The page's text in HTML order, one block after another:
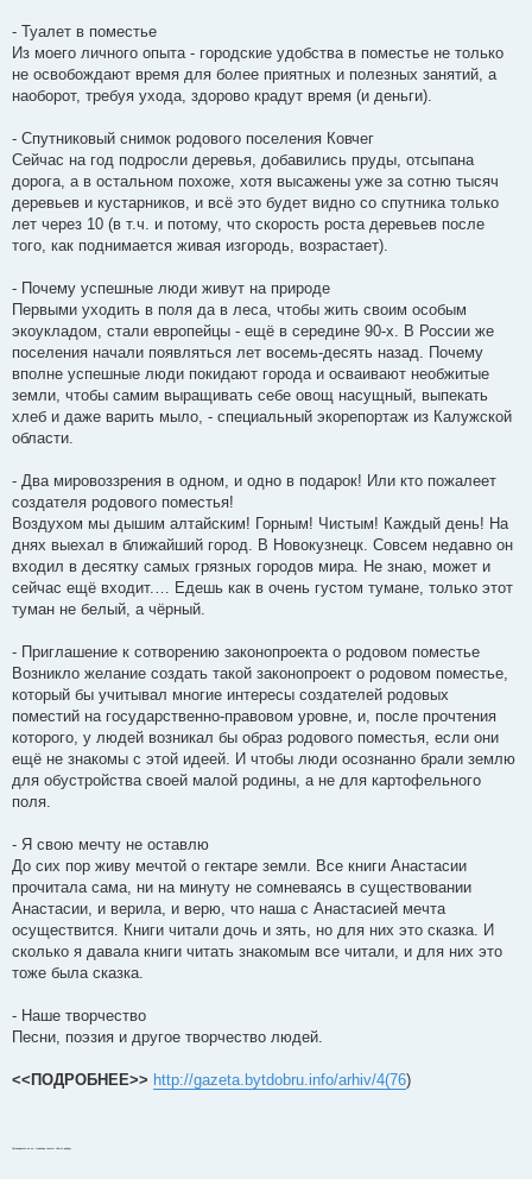
- Туалет в поместье
Из моего личного опыта - городские удобства в поместье не только
не освобождают время для более приятных и полезных занятий, а
наоборот, требуя ухода, здорово крадут время (и деньги).
- Спутниковый снимок родового поселения Ковчег
Сейчас на год подросли деревья, добавились пруды, отсыпана
дорога, а в остальном похоже, хотя высажены уже за сотню тысяч
деревьев и кустарников, и всё это будет видно со спутника только
лет через 10 (в т.ч. и потому, что скорость роста деревьев после
того, как поднимается живая изгородь, возрастает).
- Почему успешные люди живут на природе
Первыми уходить в поля да в леса, чтобы жить своим особым
экоукладом, стали европейцы - ещё в середине 90-х. В России же
поселения начали появляться лет восемь-десять назад. Почему
вполне успешные люди покидают города и осваивают необжитые
земли, чтобы самим выращивать себе овощ насущный, выпекать
хлеб и даже варить мыло, - специальный экорепортаж из Калужской
области.
- Два мировоззрения в одном, и одно в подарок! Или кто пожалеет
создателя родового поместья!
Воздухом мы дышим алтайским! Горным! Чистым! Каждый день! На
днях выехал в ближайший город. В Новокузнецк. Совсем недавно он
входил в десятку самых грязных городов мира. Не знаю, может и
сейчас ещё входит.… Едешь как в очень густом тумане, только этот
туман не белый, а чёрный.
- Приглашение к сотворению законопроекта о родовом поместье
Возникло желание создать такой законопроект о родовом поместье,
который бы учитывал многие интересы создателей родовых
поместий на государственно-правовом уровне, и, после прочтения
которого, у людей возникал бы образ родового поместья, если они
ещё не знакомы с этой идеей. И чтобы люди осознанно брали землю
для обустройства своей малой родины, а не для картофельного
поля.
- Я свою мечту не оставлю
До сих пор живу мечтой о гектаре земли. Все книги Анастасии
прочитала сама, ни на минуту не сомневаясь в существовании
Анастасии, и верила, и верю, что наша с Анастасией мечта
осуществится. Книги читали дочь и зять, но для них это сказка. И
сколько я давала книги читать знакомым все читали, и для них это
тоже была сказка.
- Наше творчество
Песни, поэзия и другое творчество людей.
<<ПОДРОБНЕЕ>> http://gazeta.bytdobru.info/arhiv/4(76)